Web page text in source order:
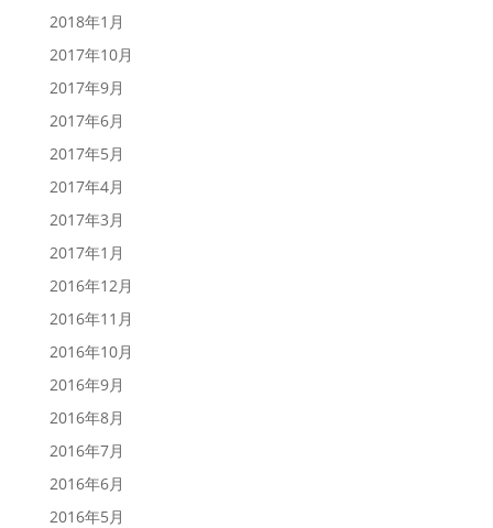
2018年1月
2017年10月
2017年9月
2017年6月
2017年5月
2017年4月
2017年3月
2017年1月
2016年12月
2016年11月
2016年10月
2016年9月
2016年8月
2016年7月
2016年6月
2016年5月